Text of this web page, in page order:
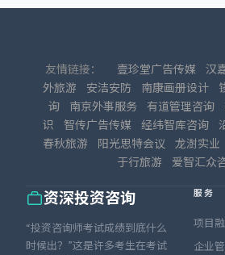
友情链接： 壹珍堂广告传媒 汉
外旅游
安洁安防 南康画册设计
询
南京外事服务 有道管理咨询
识
智传广告传媒 经纬智库咨询
春秋旅游
阳光思特会议 龙澍实业
于行旅游
爱智汇众
资深投资咨询
“投资咨询师考试成绩到底什么
时候出？”这是许多考生在考试
服务
项目
企业